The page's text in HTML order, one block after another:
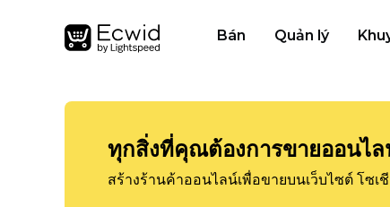
Bán Quản lý
ทุกสิ่งที่คุณต้องการขายออนไ
สร้างร้านค้าออนไลน์เพื่อขายบนเว็บไซต์ โซ